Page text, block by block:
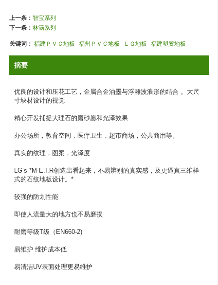
上一条：智宝系列
下一条：林涵系列
关键词：福建ＰＶＣ地板 福州ＰＶＣ地板 ＬＧ地板 福建塑胶地板
摘要
优良的设计和压花工艺，金属合金油墨与浮雕波浪形的结合 。大尺
寸块材设计的视觉
精心开发捕捉大理石的磨砂愿和光泽效果
办公场所，教育空间，医疗卫生，超市商场，公共商用等。
真实的纹理，图案，光泽度
LG‘s *M-E.I.R创造出看起来，不易辨别的真实感，及更逼真三维样
式的石纹地板设计。*
较强的防划性能
即使人流量大的地方也不易磨损
耐磨等级T级（EN660-2)
易维护 维护成本低
易清洁UV表面处理更易维护